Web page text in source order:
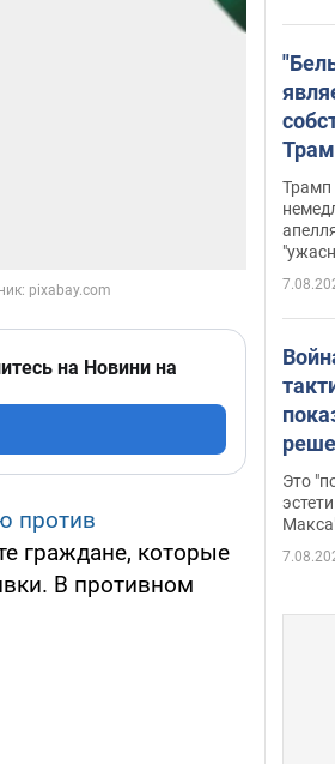
на Новини на
против
граждане, которые
В противном
Трамп
Это